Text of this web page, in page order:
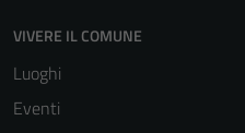
VIVERE IL COMUNE
Luoghi
Eventi